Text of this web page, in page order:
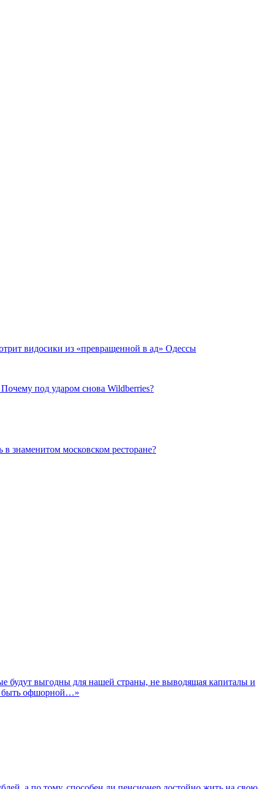
видосики из «превращенной в ад» Одессы
под ударом снова Wildberries?
в знаменитом московском ресторане?
будут выгодны для нашей страны, не выводящая капиталы и
быть офшорной…»